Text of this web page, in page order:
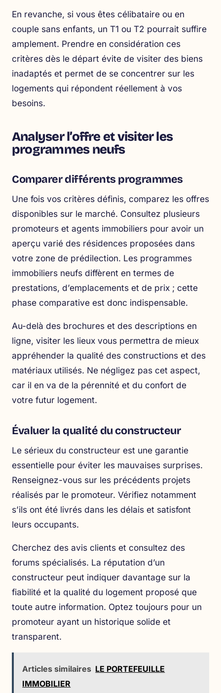
En revanche, si vous êtes célibataire ou en
couple sans enfants, un T1 ou T2 pourrait suffire
amplement. Prendre en considération ces
critères dès le départ évite de visiter des biens
inadaptés et permet de se concentrer sur les
logements qui répondent réellement à vos
besoins.
Analyser l’offre et visiter les
programmes neufs
Comparer différents programmes
Une fois vos critères définis, comparez les offres
disponibles sur le marché. Consultez plusieurs
promoteurs et agents immobiliers pour avoir un
aperçu varié des résidences proposées dans
votre zone de prédilection. Les programmes
immobiliers neufs diffèrent en termes de
prestations, d’emplacements et de prix ; cette
phase comparative est donc indispensable.
Au-delà des brochures et des descriptions en
ligne, visiter les lieux vous permettra de mieux
appréhender la qualité des constructions et des
matériaux utilisés. Ne négligez pas cet aspect,
car il en va de la pérennité et du confort de
votre futur logement.
Évaluer la qualité du constructeur
Le sérieux du constructeur est une garantie
essentielle pour éviter les mauvaises surprises.
Renseignez-vous sur les précédents projets
réalisés par le promoteur. Vérifiez notamment
s’ils ont été livrés dans les délais et satisfont
leurs occupants.
Cherchez des avis clients et consultez des
forums spécialisés. La réputation d’un
constructeur peut indiquer davantage sur la
fiabilité et la qualité du logement proposé que
toute autre information. Optez toujours pour un
promoteur ayant un historique solide et
transparent.
Articles similaires LE PORTEFEUILLE
IMMOBILIER